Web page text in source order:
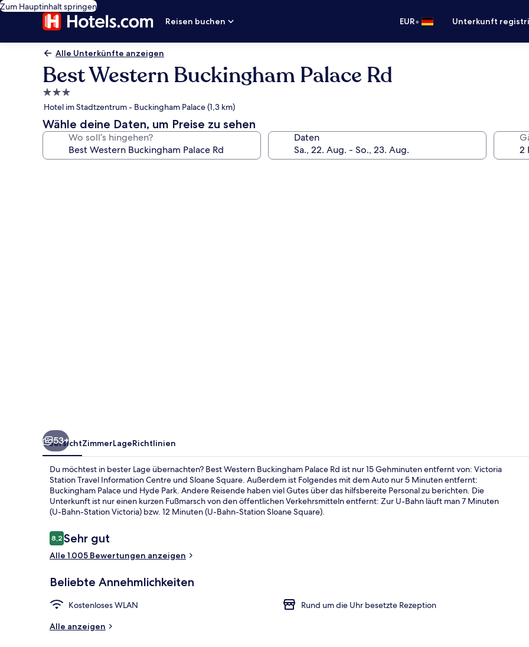
Zum Hauptinhalt springen
Reisen buchen
EUR• Unterkunft
Alle Unterkünfte anzeigen
Best Western Buckingham Palace Rd
3.0-
Sterne-
Unterkunft
Hotel im Stadtzentrum - Buckingham Palace (1,3 km)
Wähle deine Daten, um Preise zu sehen
Wo soll’s hingehen? Daten
53+
ÜbersichtZimmerLageRichtlinien
Du möchtest in bester Lage übernachten? Best Western Buckingham Palace Rd ist nur 15 Gehminuten entfernt von: Victoria
Station Travel Information Centre und Sloane Square. Außerdem ist Folgendes mit dem Auto nur 5 Minuten entfernt:
Buckingham Palace und Hyde Park. Andere Reisende haben viel Gutes über das hilfsbereite Personal zu berichten. Die
Unterkunft ist nur einen kurzen Fußmarsch von den öffentlichen Verkehrsmitteln entfernt: Zur U-Bahn läuft man 7 Minuten
(U-Bahn-Station Victoria) bzw. 12 Minuten (U-Bahn-Station Sloane Square).
Bewertungen
8,28,2 von 10.
Sehr gut
Alle 1.005 Bewertungen anzeigen
Beliebte Annehmlichkeiten
Kostenloses WLAN
Rund um die Uhr besetzte Rezeption
Alle anzeigen